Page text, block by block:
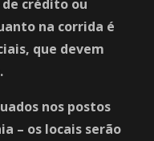
crédito ou
na corrida é
que devem
nos postos
– os locais serão